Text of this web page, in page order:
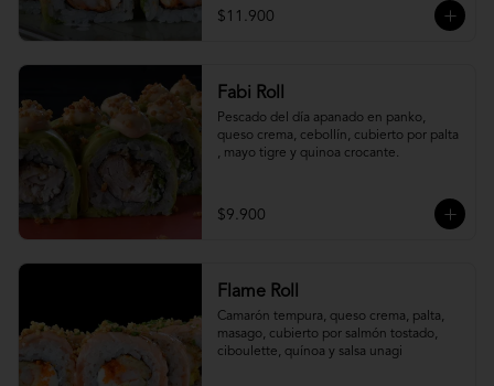
$11.900
Fabi Roll
Pescado del día apanado en panko,
queso crema, cebollín, cubierto por palta
, mayo tigre y quinoa crocante.
$9.900
Flame Roll
Camarón tempura, queso crema, palta,
masago, cubierto por salmón tostado,
ciboulette, quínoa y salsa unagi